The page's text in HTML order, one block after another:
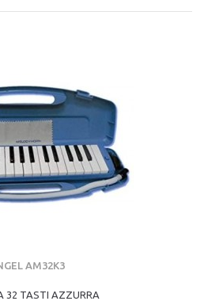
AM32K3
32 TASTI AZZURRA